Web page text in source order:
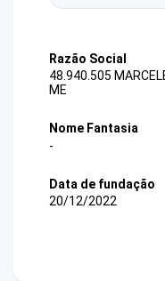
Razão Social
48.940.505
ME
Nome Fantasia
-
Data de fundação
20/12/2022